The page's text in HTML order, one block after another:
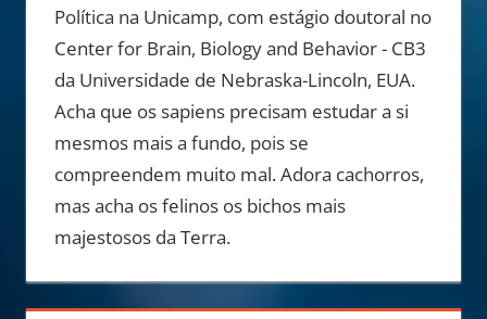
Política na Unicamp, com estágio doutoral no
Center for Brain, Biology and Behavior - CB3
da Universidade de Nebraska-Lincoln, EUA.
Acha que os sapiens precisam estudar a si
mesmos mais a fundo, pois se
compreendem muito mal. Adora cachorros,
mas acha os felinos os bichos mais
majestosos da Terra.